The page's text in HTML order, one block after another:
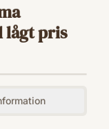
lågt pris